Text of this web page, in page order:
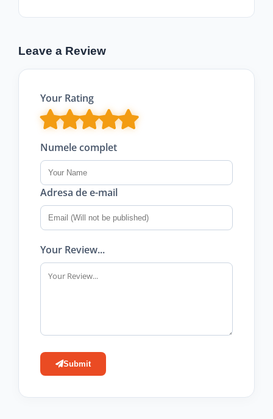
Leave a Review
Your Rating
Numele complet
Adresa de e-mail
Your Review...
Submit